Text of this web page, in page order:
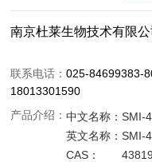
南京杜莱生物技术有限公
联系电话：025-84699383-
18013301590
产品介绍：中文名称：SMI-
英文名称：SMI-
CAS：